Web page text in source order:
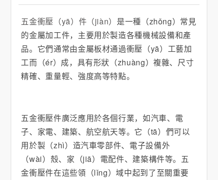
五金衝壓（yā）件（jiàn） 是一種（zhǒng）常見
的金屬加工件，主要用於製造各種機械設備和產
品。它們通常由金屬板材通過衝壓（yā）工藝加
工而（ér）成，具有形狀（zhuàng）複雜、尺寸
精確、重量輕、強度高等特點。
五金衝壓件廣泛應用於各個行業，如汽車、電
子、家電、建築、航空航天等。它（tā）們可以
用於製（zhì）造汽車零部件、電子設備外
（wài）殼、家（jiā）電配件、建築構件等。五
金衝壓件在這些領（lǐng）域中起到了至關重要